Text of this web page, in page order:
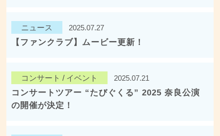
ニュース 2025.07.27
【ファンクラブ】ムービー更新！
コンサート / イベント 2025.07.21
コンサートツアー “たびぐくる” 2025 奈良公演
の開催が決定！